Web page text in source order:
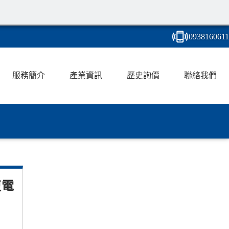
0938160611
服務簡介 產業資訊 歷史詢價 聯絡我們